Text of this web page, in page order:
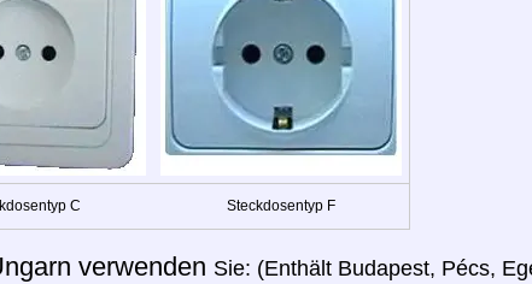
C Steckdosentyp F
verwenden Sie: (Enthält Budapest, Pécs,